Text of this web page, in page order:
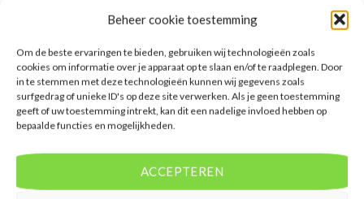
Beheer cookie toestemming
Om de beste ervaringen te bieden, gebruiken wij technologieën zoals
cookies om informatie over je apparaat op te slaan en/of te raadplegen. Door
in te stemmen met deze technologieën kunnen wij gegevens zoals
surfgedrag of unieke ID's op deze site verwerken. Als je geen toestemming
geeft of uw toestemming intrekt, kan dit een nadelige invloed hebben op
bepaalde functies en mogelijkheden.
ACCEPTEREN
WAT ZE OVER ONS ZEGGEN
De website heeft een handige zoekfunctie voor
time prijsinformatie en de mogelijkheid om direct op